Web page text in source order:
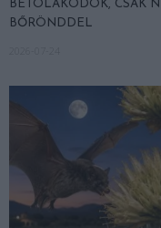
BETOLAKODÓK, CSAK
BŐRÖNDDEL